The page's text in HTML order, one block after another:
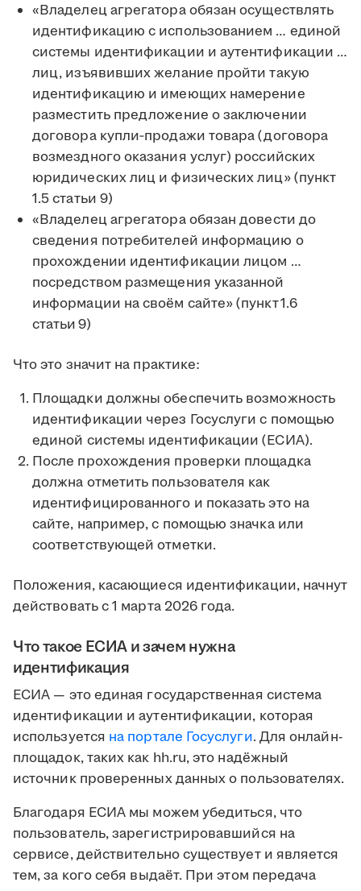
«Владелец агрегатора обязан осуществлять
идентификацию с использованием … единой
системы идентификации и аутентификации …
лиц, изъявивших желание пройти такую
идентификацию и имеющих намерение
разместить предложение о заключении
договора купли‑продажи товара (договора
возмездного оказания услуг) российских
юридических лиц и физических лиц» (пункт
1.5 статьи 9)
«Владелец агрегатора обязан довести до
сведения потребителей информацию о
прохождении идентификации лицом …
посредством размещения указанной
информации на своём сайте» (пункт 1.6
статьи 9)
Что это значит на практике:
Площадки должны обеспечить возможность
идентификации через Госуслуги с помощью
единой системы идентификации (ЕСИА).
После прохождения проверки площадка
должна отметить пользователя как
идентифицированного и показать это на
сайте, например, с помощью значка или
соответствующей отметки.
Положения, касающиеся идентификации, начнут
действовать с 1 марта 2026 года.
Что такое ЕСИА и зачем нужна
идентификация
ЕСИА — это единая государственная система
идентификации и аутентификации, которая
используется на портале Госуслуги. Для онлайн-
площадок, таких как hh.ru, это надёжный
источник проверенных данных о пользователях.
Благодаря ЕСИА мы можем убедиться, что
пользователь, зарегистрировавшийся на
сервисе, действительно существует и является
тем, за кого себя выдаёт. При этом передача